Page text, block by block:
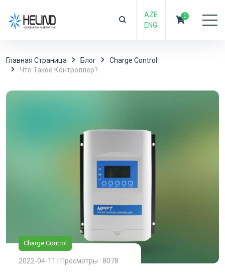
AZE
ENG
0
Главная Страница Блог
Charge Control
Что Такое Контроллер?
Charge Control
2022-04-11 | Просмотры : 8078